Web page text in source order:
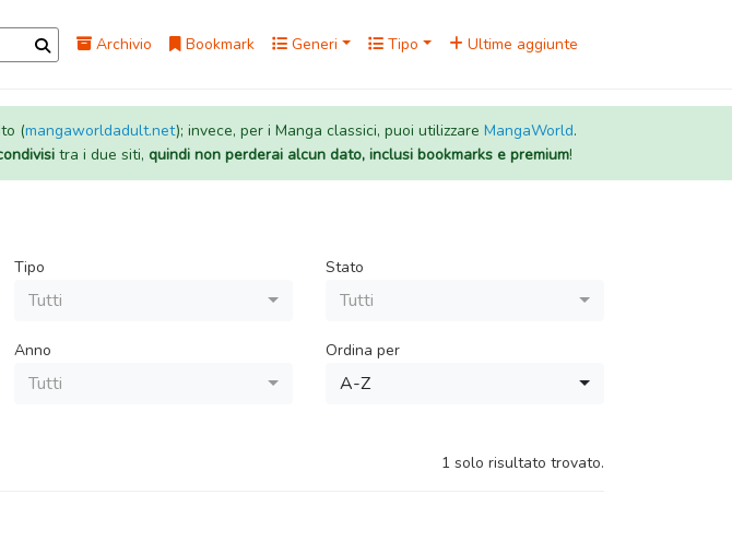
Archivio Bookmark Generi Tipo Ultime aggiunte
(mangaworldadult.net); invece, per i Manga classici, puoi utilizzare MangaWorld.
tra i due siti, quindi non perderai alcun dato, inclusi bookmarks e premium!
Tipo
Tutti
Stato
Tutti
Anno
Tutti
Ordina per
A-Z
1 solo risultato trovato.